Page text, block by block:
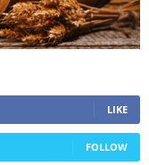
LIKE
FOLLOW